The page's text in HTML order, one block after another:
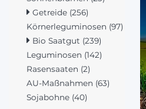
Getreide (256)
Körnerleguminosen (97)
Bio Saatgut (239)
Leguminosen (142)
Rasensaaten (2)
AU-Maßnahmen (63)
Sojabohne (40)